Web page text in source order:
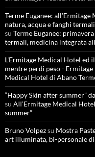
Terme Euganee:
natura, acqua e fanghi
su Terme Euganee:
termali, medicina integrata
L'Ermitage Medical Hotel ed
mentre perdi peso -
Medical Hotel di Abano
“Happy Skin after summer”
su All’Ermitage Medical
summer”
Bruno Volpezsu Mostra
art illuminata, bi-personale di